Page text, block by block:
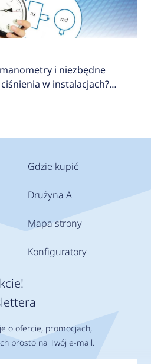
i niezbędne
w instalacjach?
Gdzie kupić
Drużyna A
Mapa strony
Konfiguratory
o ofercie, promocjach,
prosto na Twój e-mail.